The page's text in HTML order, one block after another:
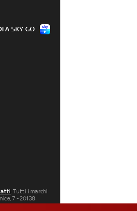
A SKY GO
. Tutti i marchi
7 - 20138